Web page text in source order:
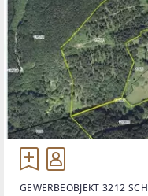
GEWERBEOBJEKT 3212